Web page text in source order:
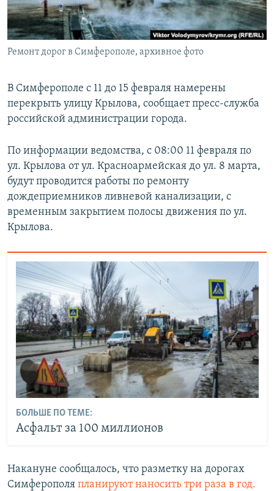
ПОБЕДИТЕЛЕЙ НЕ СУДЯТ?
КРЫМ.НЕПОКОРЕННЫЙ
ELIFBE
ПРИСОЕДИНЯЙТЕСЬ!
Все сайты RFE/RL
Ремонт дорог в Симферополе, архивное фото
В Симферополе с 11 до 15 февраля намерены
перекрыть улицу Крылова, сообщает пресс-служба
российской администрации города.
По информации ведомства, с 08:00 11 февраля по
ул. Крылова от ул. Красноармейская до ул. 8 марта,
будут проводится работы по ремонту
дождеприемников ливневой канализации, с
временным закрытием полосы движения по ул.
Крылова.
БОЛЬШЕ ПО ТЕМЕ:
Асфальт за 100 миллионов
Накануне сообщалось, что разметку на дорогах
Симферополя планируют наносить три раза в год.